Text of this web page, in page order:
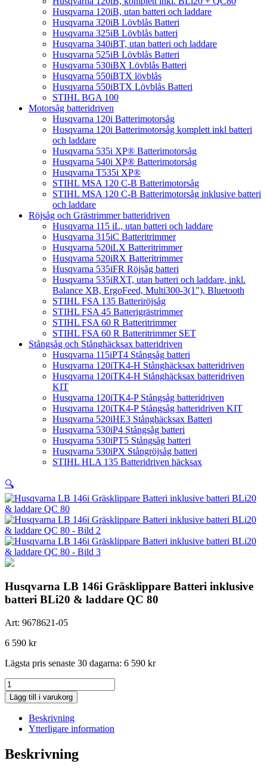
Husqvarna 120iB, utan batteri och laddare
Husqvarna 320iB Lövblås Batteri
Husqvarna 325iB Lövblås batteri
Husqvarna 340iBT, utan batteri och laddare
Husqvarna 525iB Lövblås Batteri
Husqvarna 530iBX Lövblås Batteri
Husqvarna 550iBTX lövblås
Husqvarna 550iBTX Lövblås Batteri
STIHL BGA 100
Motorsåg batteridriven
Husqvarna 120i Batterimotorsåg
Husqvarna 120i Batterimotorsåg komplett inkl batteri
och laddare
Husqvarna 535i XP® Batterimotorsåg
Husqvarna 540i XP® Batterimotorsåg
Husqvarna T535i XP®
STIHL MSA 120 C-B Batterimotorsåg
STIHL MSA 120 C-B Batterimotorsåg inklusive batteri
och laddare
Röjsåg och Grästrimmer batteridriven
Husqvarna 115 iL, utan batteri och laddare
Husqvarna 315iC Batteritrimmer
Husqvarna 520iLX Batteritrimmer
Husqvarna 520iRX Batteritrimmer
Husqvarna 535iFR Röjsåg batteri
Husqvarna 535iRXT, utan batteri och laddare, inkl.
Balance XB, ErgoFeed, Multi300-3(1″), Bluetooth
STIHL FSA 135 Batteriröjsåg
STIHL FSA 45 Batterigrästrimmer
STIHL FSA 60 R Batteritrimmer
STIHL FSA 60 R Batteritrimmer SET
Stångsåg och Stånghäcksax batteridriven
Husqvarna 115iPT4 Stångsåg batteri
Husqvarna 120iTK4-H Stånghäcksax batteridriven
Husqvarna 120iTK4-H Stånghäcksax batteridriven
KIT
Husqvarna 120iTK4-P Stångsåg batteridriven
Husqvarna 120iTK4-P Stångsåg batteridriven KIT
Husqvarna 520iHE3 Stånghäcksax Batteri
Husqvarna 530iP4 Stångsåg batteri
Husqvarna 530iPT5 Stångsåg batteri
Husqvarna 530iPX Stångröjsåg batteri
STIHL HLA 135 Batteridriven häcksax
🔍
Husqvarna LB 146i Gräsklippare Batteri inklusive
batteri BLi20 & laddare QC 80
Art: 9678621-05
6 590 kr
Lägsta pris senaste 30 dagarna: 6 590 kr
Husqvarna
LB
146i
Gräsklippare
Batteri
inklusive
batteri
BLi20
Lägg till i varukorg
Beskrivning
Ytterligare information
Beskrivning